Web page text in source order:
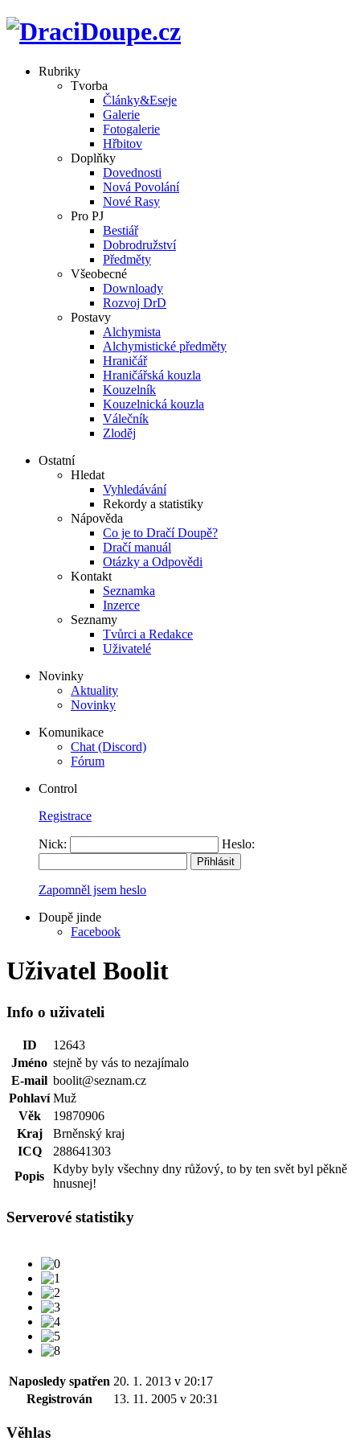
Rubriky
Tvorba
Články&Eseje
Galerie
Fotogalerie
Hřbitov
Doplňky
Dovednosti
Nová Povolání
Nové Rasy
Pro PJ
Bestiář
Dobrodružství
Předměty
Všeobecné
Downloady
Rozvoj DrD
Postavy
Alchymista
Alchymistické předměty
Hraničář
Hraničářská kouzla
Kouzelník
Kouzelnická kouzla
Válečník
Zloděj
Ostatní
Hledat
Vyhledávání
Rekordy a statistiky
Nápověda
Co je to Dračí Doupě?
Dračí manuál
Otázky a Odpovědi
Kontakt
Seznamka
Inzerce
Seznamy
Tvůrci a Redakce
Uživatelé
Novinky
Aktuality
Novinky
Komunikace
Chat (Discord)
Fórum
Control
Registrace
Nick: Heslo:
Zapomněl jsem heslo
Doupě jinde
Facebook
Uživatel Boolit
Info o uživateli
ID
12643
Jméno stejně by vás to nezajímalo
E-mail boolit@seznam.cz
Pohlaví Muž
Věk
19870906
Kraj
Brněnský kraj
ICQ
288641303
Popis
Kdyby byly všechny dny růžový, to by ten svět byl pěkně
hnusnej!
Serverové statistiky
Naposledy spatřen 20. 1. 2013 v 20:17
Registrován
13. 11. 2005 v 20:31
Věhlas